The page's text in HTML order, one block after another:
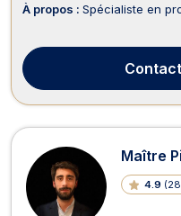
À propos : Spécialiste en
Maître
4.9 (